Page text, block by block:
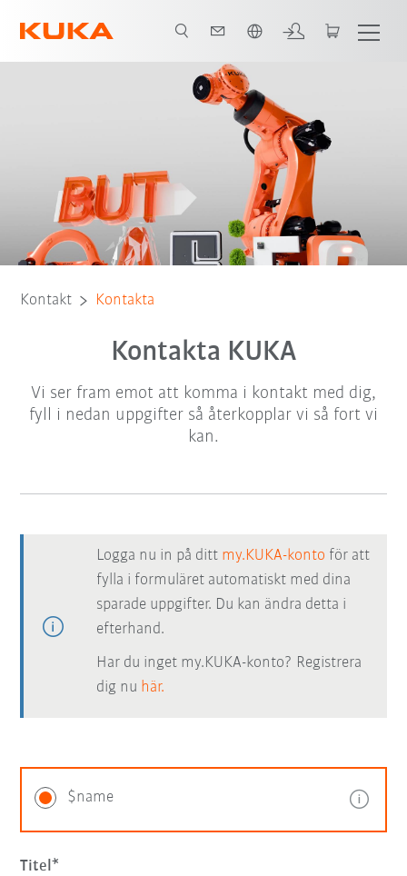
Kontakt Kontakta
Kontakta KUKA
Vi ser fram emot att komma i kontakt med dig,
fyll i nedan uppgifter så återkopplar vi så fort vi
kan.
Logga nu in på ditt my.KUKA-konto för att
fylla i formuläret automatiskt med dina
sparade uppgifter. Du kan ändra detta i
efterhand.
Har du inget my.KUKA-konto? Registrera
dig nu här.
$name
Titel